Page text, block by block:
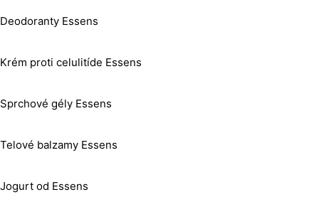
Deodoranty Essens
Krém proti celulitíde Essens
Sprchové gély Essens
Telové balzamy Essens
Jogurt od Essens